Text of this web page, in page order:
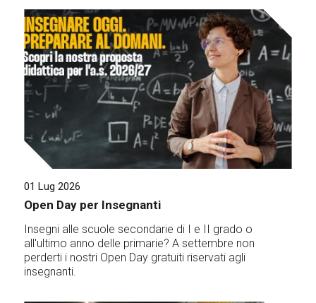
01 Lug 2026
Open Day per Insegnanti
Insegni alle scuole secondarie di I e II grado o
all'ultimo anno delle primarie? A settembre non
perderti i nostri Open Day gratuiti riservati agli
insegnanti.